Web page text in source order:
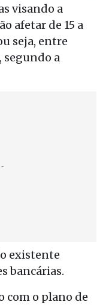
visando a
afetar de 15 a
seja, entre
segundo a
existente
bancárias.
com o plano de